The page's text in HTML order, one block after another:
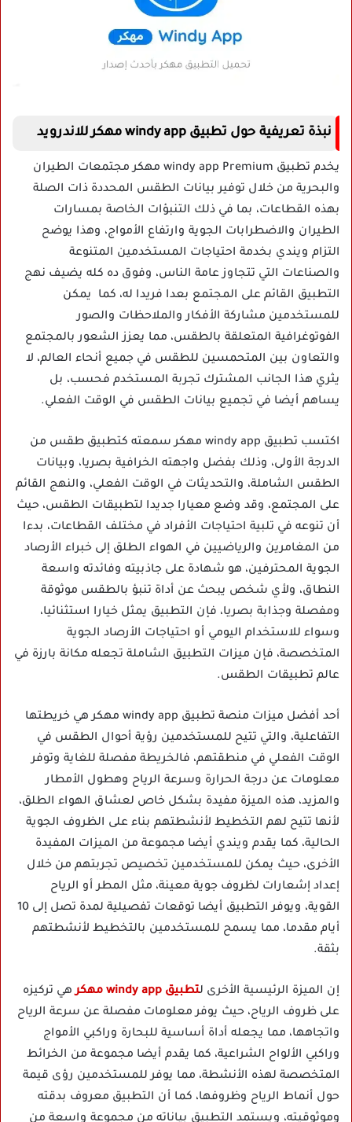
نبذة تعريفية حول تطبيق windy app مهكر للاندرويد
يخدم تطبيق windy app Premium مهكر مجتمعات الطيران
والبحرية من خلال توفير بيانات الطقس المحددة ذات الصلة
بهذه القطاعات، بما في ذلك التنبؤات الخاصة بمسارات
الطيران والاضطرابات الجوية وارتفاع الأمواج، وهذا يوضح
التزام ويندي بخدمة احتياجات المستخدمين المتنوعة
والصناعات التي تتجاوز عامة الناس، وفوق ده كله يضيف نهج
التطبيق القائم على المجتمع بعدا فريدا له، كما يمكن
للمستخدمين مشاركة الأفكار والملاحظات والصور
الفوتوغرافية المتعلقة بالطقس، مما يعزز الشعور بالمجتمع
والتعاون بين المتحمسين للطقس في جميع أنحاء العالم، لا
يثري هذا الجانب المشترك تجربة المستخدم فحسب، بل
يساهم أيضا في تجميع بيانات الطقس في الوقت الفعلي.
اكتسب تطبيق windy app مهكر سمعته كتطبيق طقس من
الدرجة الأولى، وذلك بفضل واجهته الخرافية بصريا، وبيانات
الطقس الشاملة، والتحديثات في الوقت الفعلي، والنهج القائم
على المجتمع، وقد وضع معيارا جديدا لتطبيقات الطقس، حيث
أن تنوعه في تلبية احتياجات الأفراد في مختلف القطاعات، بدءا
من المغامرين والرياضيين في الهواء الطلق إلى خبراء الأرصاد
الجوية المحترفين، هو شهادة على جاذبيته وفائدته واسعة
النطاق، ولأي شخص يبحث عن أداة تنبؤ بالطقس موثوقة
ومفصلة وجذابة بصريا، فإن التطبيق يمثل خيارا استثنائيا،
وسواء للاستخدام اليومي أو احتياجات الأرصاد الجوية
المتخصصة، فإن ميزات التطبيق الشاملة تجعله مكانة بارزة في
عالم تطبيقات الطقس.
أحد أفضل ميزات منصة تطبيق windy app مهكر هي خريطتها
التفاعلية، والتي تتيح للمستخدمين رؤية أحوال الطقس في
الوقت الفعلي في منطقتهم، فالخريطة مفصلة للغاية وتوفر
معلومات عن درجة الحرارة وسرعة الرياح وهطول الأمطار
والمزيد، هذه الميزة مفيدة بشكل خاص لعشاق الهواء الطلق،
لأنها تتيح لهم التخطيط لأنشطتهم بناء على الظروف الجوية
الحالية، كما يقدم ويندي أيضا مجموعة من الميزات المفيدة
الأخرى، حيث يمكن للمستخدمين تخصيص تجربتهم من خلال
إعداد إشعارات لظروف جوية معينة، مثل المطر أو الرياح
القوية، ويوفر التطبيق أيضا توقعات تفصيلية لمدة تصل إلى 10
أيام مقدما، مما يسمح للمستخدمين بالتخطيط لأنشطتهم
بثقة.
إن الميزة الرئيسية الأخرى لتطبيق windy app مهكر
هي تركيزه
على ظروف الرياح، حيث يوفر معلومات مفصلة عن سرعة الرياح
واتجاهها، مما يجعله أداة أساسية للبحارة وراكبي الأمواج
وراكبي الألواح الشراعية، كما يقدم أيضا مجموعة من الخرائط
المتخصصة لهذه الأنشطة، مما يوفر للمستخدمين رؤى قيمة
حول أنماط الرياح وظروفها، كما أن التطبيق معروف بدقته
وموثوقيته، ويستمد التطبيق بياناته من مجموعة واسعة من